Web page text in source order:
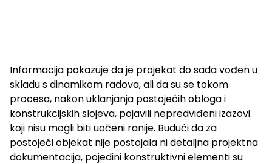
Informacija pokazuje da je projekat do sada vođen u
skladu s dinamikom radova, ali da su se tokom
procesa, nakon uklanjanja postojećih obloga i
konstrukcijskih slojeva, pojavili nepredviđeni izazovi
koji nisu mogli biti uočeni ranije. Budući da za
postojeći objekat nije postojala ni detaljna projektna
dokumentacija, pojedini konstruktivni elementi su